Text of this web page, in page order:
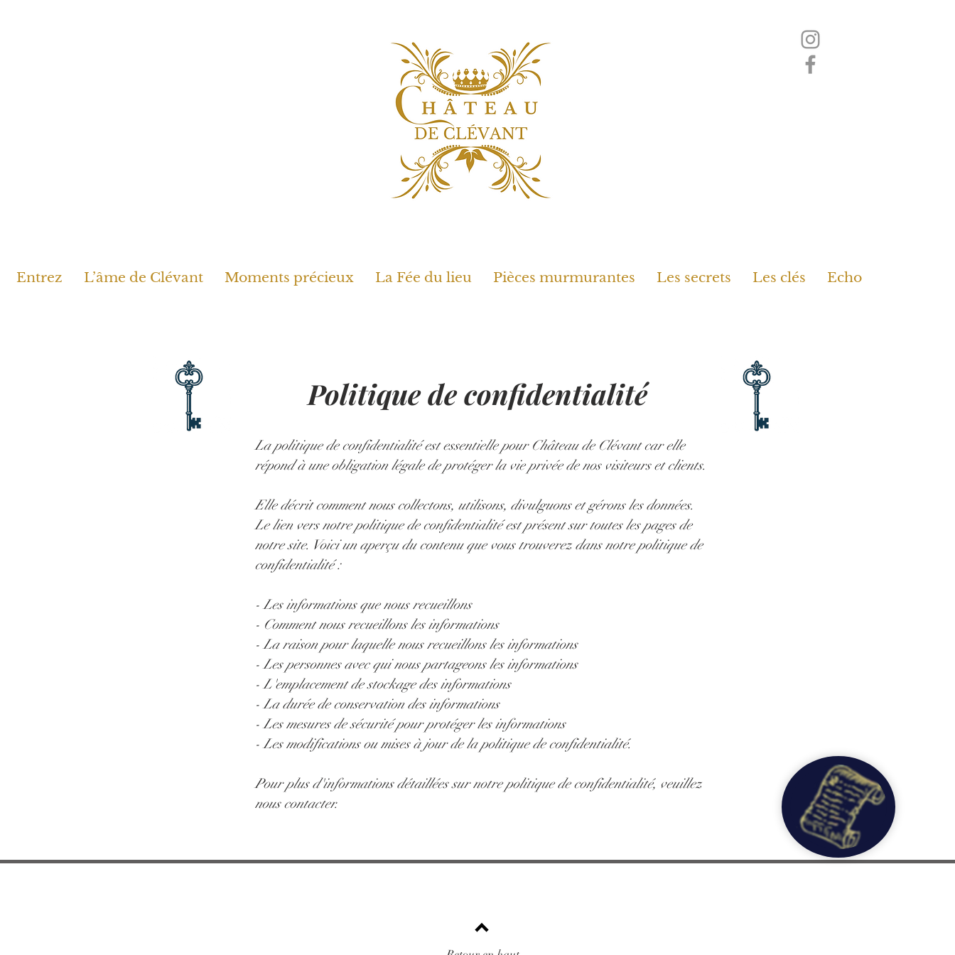
Entrez L’âme de Clévant Moments précieux La Fée du lieu Pièces murmurantes Les secrets Les clés Echo
Politique de confidentialité
La politique de confidentialité est essentielle pour Château de Clévant car elle
répond à une obligation légale de protéger la vie privée de nos visiteurs et clients.
Elle décrit comment nous collectons, utilisons, divulguons et gérons les données.
Le lien vers notre politique de confidentialité est présent sur toutes les pages de
notre site. Voici un aperçu du contenu que vous trouverez dans notre politique de
confidentialité :
- Les informations que nous recueillons
- Comment nous recueillons les informations
- La raison pour laquelle nous recueillons les informations
- Les personnes avec qui nous partageons les informations
- L'emplacement de stockage des informations
- La durée de conservation des informations
- Les mesures de sécurité pour protéger les informations
- Les modifications ou mises à jour de la politique de confidentialité.
Pour plus d'informations détaillées sur notre politique de confidentialité, veuillez
nous contacter.